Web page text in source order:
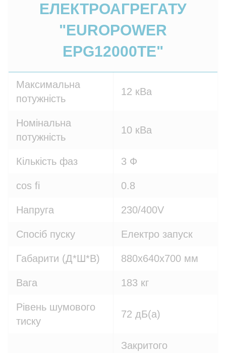
ЕЛЕКТРОАГРЕГАТУ
"EUROPOWER
EPG12000TE"
Максимальна
потужність
12 кВа
Номінальна
потужність
10 кВа
Кількість фаз 3 Ф
cos fi 0.8
Напруга 230/400V
Спосіб пуску Електро запуск
Габарити (Д*Ш*В) 880х640х700 мм
Вага 183 кг
Рівень шумового
тиску
72 дБ(а)
Закритого